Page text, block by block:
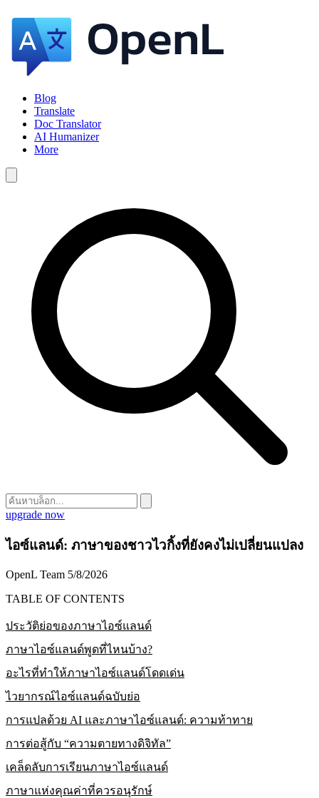
Blog
Translate
Doc Translator
AI Humanizer
More
upgrade now
ไอซ์แลนด์: ภาษาของชาวไวกิ้งที่ยังคงไม่เปลี่ยนแปลง
OpenL Team 5/8/2026
TABLE OF CONTENTS
ประวัติย่อของภาษาไอซ์แลนด์
ภาษาไอซ์แลนด์พูดที่ไหนบ้าง?
อะไรที่ทำให้ภาษาไอซ์แลนด์โดดเด่น
ไวยากรณ์ไอซ์แลนด์ฉบับย่อ
การแปลด้วย AI และภาษาไอซ์แลนด์: ความท้าทาย
การต่อสู้กับ “ความตายทางดิจิทัล”
เคล็ดลับการเรียนภาษาไอซ์แลนด์
ภาษาแห่งคุณค่าที่ควรอนุรักษ์